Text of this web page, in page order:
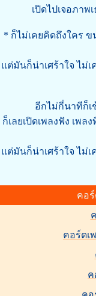
เปิดไปเจอภาพ
* ก็ไม่เคยคิดถึงใคร
แต่มันก็น่าเศร้าใจ ไม่
อีกไม่กี่นาทีก็
ก็เลยเปิดเพลงฟัง เพล
แต่มันก็น่าเศร้าใจ ไม่
คอร์
คอร์ดเ
ค